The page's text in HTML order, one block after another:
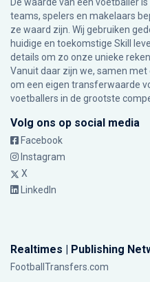
teams, spelers en makelaars
ze waard zijn. Wij gebruiken
huidige en toekomstige Skill
details om zo onze unieke
Vanuit daar zijn we, samen
om een eigen transferwaarde
voetballers in de grootste
Volg ons op social media
Facebook
Instagram
X
LinkedIn
Realtimes | Publishing
FootballTransfers.com